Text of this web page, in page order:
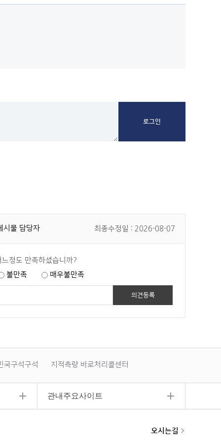
시물 담당자 최종수정일 : 2026-08-07
정도 만족하셨습니까?
불만족
매우불만족
국구석구석 지적측량 바로처리콜센터
관내주요사이트
오시는길